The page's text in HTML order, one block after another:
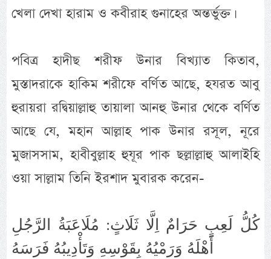
খেলা দেখা হারাম ও কবীরাহ গুনাহের অন্তর্ভুক্ত।
পবিত্র হাদীছ শরীফ উনার বিখ্যাত কিতাব,
মুস্তাদরাকে হাকিম শরীফে বর্ণিত আছে, হযরত আবু
হুরায়রা রদ্বিয়াল্লাহু তায়ালা আনহু উনার থেকে বর্ণিত
আছে যে, মহান আল্লাহ পাক উনার রসূল, নূরে
মুজাসসাম, হাবীবুল্লাহ হুযূর পাক ছল্লাল্লাহু আলাইহি
ওয়া সাল্লাম তিনি ইরশাদ মুবারক করেন-
كُلُّ لَعِبٍ حَرَامٌ اِلَّا ثَلَاثٍ: مُلَاعَبَةُ الرَّجُلِ
أَهْلَهُ وَرَمْيُهُ بِقَوْسِهِ وَتَأْدِيبُهُ فَرَسَهُ